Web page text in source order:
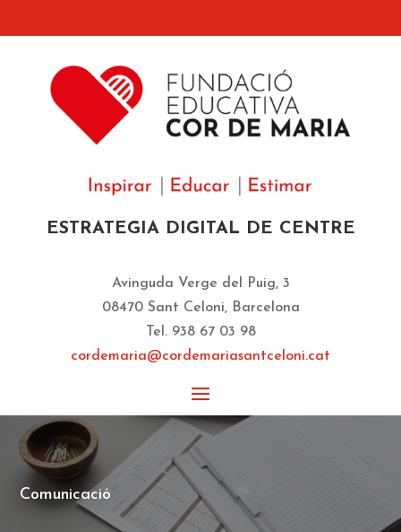
ESTRATEGIA DIGITAL DE CENTRE
Avinguda Verge del Puig, 3
08470 Sant Celoni, Barcelona
Tel. 938 67 03 98
cordemaria@cordemariasantceloni.cat
Comunicació